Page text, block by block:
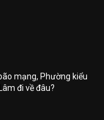
mạng, Phường kiểu
đi về đâu?